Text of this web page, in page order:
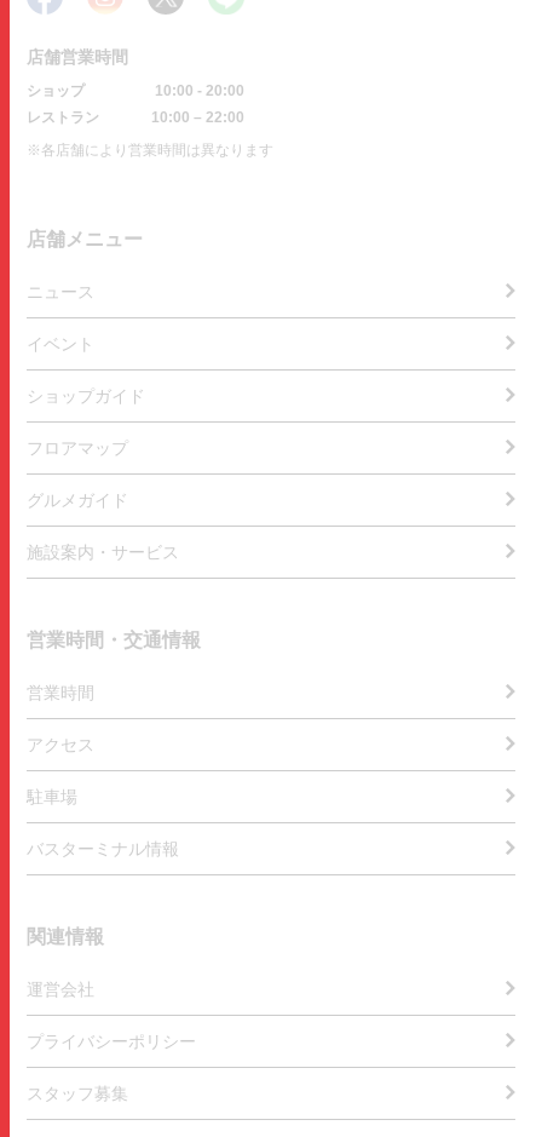
店舗営業時間
ショップ
10:00 - 20:00
レストラン
10:00 – 22:00
※各店舗により営業時間は異なります
店舗メニュー
ニュース
イベント
ショップガイド
フロアマップ
グルメガイド
施設案内・サービス
営業時間・交通情報
営業時間
アクセス
駐車場
バスターミナル情報
関連情報
運営会社
プライバシーポリシー
スタッフ募集